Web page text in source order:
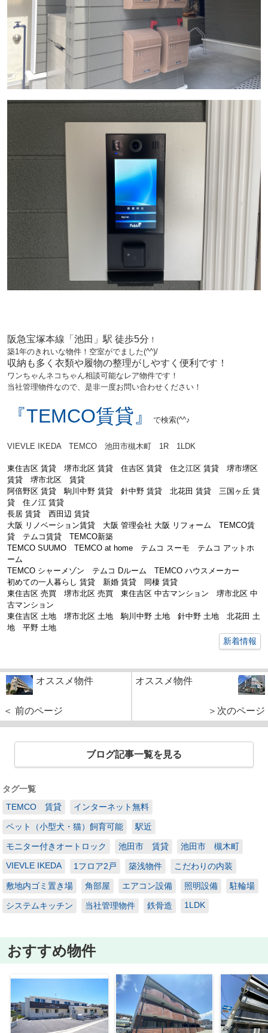
阪急宝塚本線「池田」駅 徒歩5分 ！
築1年のきれいな物件！空室がでました(^^)/
収納も多く衣類や履物の整理がしやすく便利です！
ワンちゃんネコちゃん相談可能なレア物件です！
当社管理物件なので、 是非一度お問い合わせください！
『TEMCO賃貸』 で検索(^^♪
VIEVLE IKEDA TEMCO 池田市槻木町 1R 1LDK
東住吉区 賃貸 堺市北区 賃貸 住吉区 賃貸 住之江区 賃貸 堺市堺区
賃貸 堺市北区 賃貸
阿倍野区 賃貸 駒川中野 賃貸 針中野 賃貸 北花田 賃貸 三国ヶ丘 賃
貸 住ノ江 賃貸
長居 賃貸 西田辺 賃貸
大阪 リノベーション賃貸 大阪 管理会社 大阪 リフォーム TEMCO賃
貸 テムコ賃貸 TEMCO新築
TEMCO SUUMO TEMCO at home テムコ スーモ テムコ アットホ
ーム
TEMCO シャーメゾン テムコ Dルーム TEMCO ハウスメーカー
初めての一人暮らし 賃貸 新婚 賃貸 同棲 賃貸
東住吉区 売買 堺市北区 売買 東住吉区 中古マンション 堺市北区 中
古マンション
東住吉区 土地 堺市北区 土地 駒川中野 土地 針中野 土地 北花田 土
地 平野 土地
新着情報
オススメ物件
＜ 前のページ
オススメ物件
＞次のページ
ブログ記事一覧を見る
タグ一覧
TEMCO 賃貸
インターネット無料
ペット（小型犬・猫）飼育可能 駅近
モニター付きオートロック 池田市 賃貸
池田市 槻木町
VIEVLE IKEDA
1フロア2戸 築浅物件 こだわりの内装
敷地内ゴミ置き場 角部屋 エアコン設備 照明設備 駐輪場
システムキッチン 当社管理物件 鉄骨造 1LDK
おすすめ物件